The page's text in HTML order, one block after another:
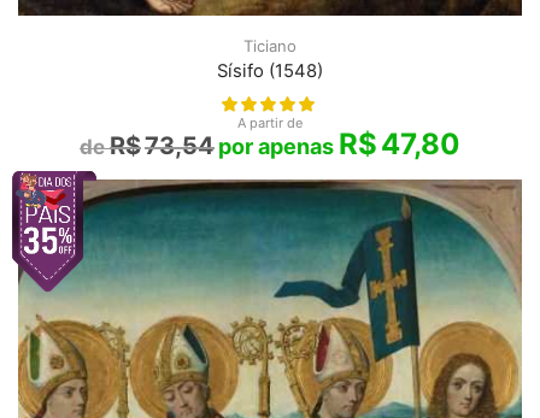
Ticiano
Sísifo (1548)
A partir de
R$73,54 R$47,80